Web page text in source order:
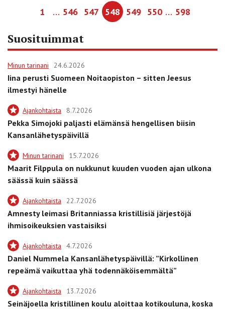
1 … 546 547 548 549 550 … 598
Suosituimmat
Minun tarinani 24.6.2026
Iina perusti Suomeen Noitaopiston – sitten Jeesus
ilmestyi hänelle
Ajankohtaista 8.7.2026
Pekka Simojoki paljasti elämänsä hengellisen biisin
Kansanlähetyspäivillä
Minun tarinani 15.7.2026
Maarit Filppula on nukkunut kuuden vuoden ajan ulkona
säässä kuin säässä
Ajankohtaista 22.7.2026
Amnesty leimasi Britanniassa kristillisiä järjestöjä
ihmisoikeuksien vastaisiksi
Ajankohtaista 4.7.2026
Daniel Nummela Kansanlähetyspäivillä: ”Kirkollinen
repeämä vaikuttaa yhä todennäköisemmältä”
Ajankohtaista 13.7.2026
Seinäjoella kristillinen koulu aloittaa kotikouluna, koska